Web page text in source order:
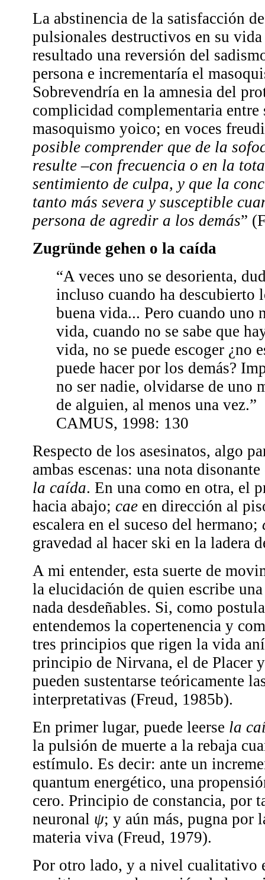
La abstinencia de la satisfacción
pulsionales destructivos en su
resultado una reversión del
persona e incrementaría el
Sobrevendría en la amnesia del
complicidad complementaria
masoquismo yoico; en voces
posible comprender que de la
resulte –con frecuencia o en la
sentimiento de culpa, y que la
tanto más severa y susceptible
persona de agredir a los demás”
Zugründe gehen o la caída
“A veces uno se desorienta,
incluso cuando ha descubierto
buena vida... Pero cuando uno
vida, cuando no se sabe que
vida, no se puede escoger ¿no
puede hacer por los demás?
no ser nadie, olvidarse de uno
de alguien, al menos una vez.”
CAMUS, 1998: 130
Respecto de los asesinatos, algo
ambas escenas: una nota
la caída. En una como en otra, el
hacia abajo; cae en dirección al
escalera en el suceso del hermano;
gravedad al hacer ski en la ladera
A mi entender, esta suerte de
la elucidación de quien escribe
nada desdeñables. Si, como
entendemos la copertenencia y
tres principios que rigen la vida
principio de Nirvana, el de Placer
pueden sustentarse teóricamente
interpretativas (Freud, 1985b).
En primer lugar, puede leerse la
la pulsión de muerte a la rebaja
estímulo. Es decir: ante un
quantum energético, una
cero. Principio de constancia, por
neuronal ψ; y aún más, pugna por
materia viva (Freud, 1979).
Por otro lado, y a nivel cualitativo